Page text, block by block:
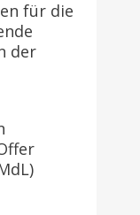
für die
der